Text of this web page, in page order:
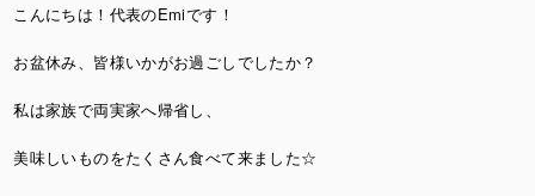
こんにちは！代表のEmiです！
お盆休み、皆様いかがお過ごしでしたか？
私は家族で両実家へ帰省し、
美味しいものをたくさん食べて来ました☆